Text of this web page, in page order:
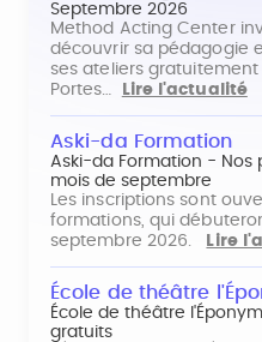
Septembre 2026
Method Acting Center
découvrir sa pédagogie
ses ateliers
Portes…
Lire l'actualité
Aski-da Formation
Aski-da Formation - Nos
mois de septembre
Les inscriptions sont
formations, qui
septembre 2026.
Lire
École de théâtre
École de théâtre
gratuits